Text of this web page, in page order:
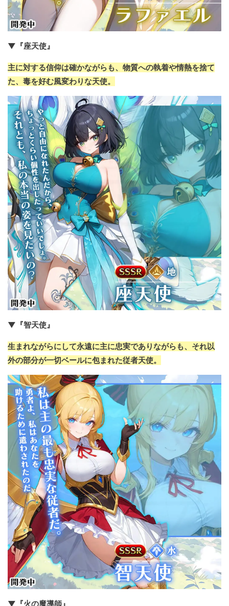
▼『座天使』
主に対する信仰は確かながらも、物質への執着や情熱を捨て
た、毒を好む風変わりな天使。
▼『智天使』
生まれながらにして永遠に主に忠実でありながらも、それ以
外の部分が一切ベールに包まれた従者天使。
▼『火の魔導師』